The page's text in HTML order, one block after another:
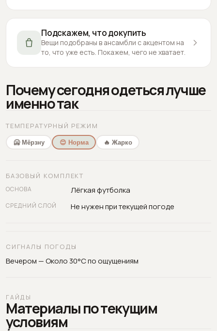
Подскажем, что докупить
Вещи подобраны в ансамбли с акцентом на
то, что уже есть. Покажем, чего не хватает.
Почему сегодня одеться лучше
именно так
ТЕМПЕРАТУРНЫЙ РЕЖИМ
🥶 Мёрзну 😊 Норма 🔥 Жарко
БАЗОВЫЙ КОМПЛЕКТ
ОСНОВА Лёгкая футболка
СРЕДНИЙ СЛОЙ Не нужен при текущей погоде
СИГНАЛЫ ПОГОДЫ
Вечером — Около 30°C по ощущениям
ГАЙДЫ
Материалы по текущим
условиям